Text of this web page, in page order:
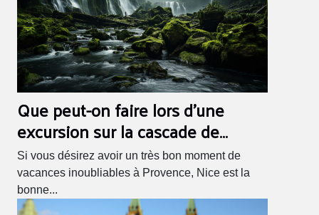
Que peut-on faire lors d'une
excursion sur la cascade de
gairaut ?
Si vous désirez avoir un très bon moment de
vacances inoubliables à Provence, Nice est la
bonne...